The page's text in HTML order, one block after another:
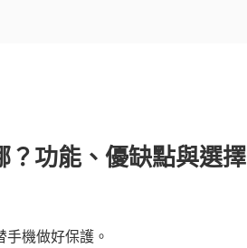
功能、優缺點與選擇
機做好保護。